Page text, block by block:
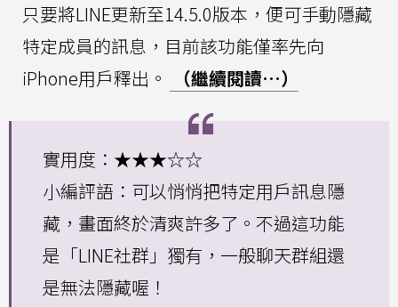
只要將LINE更新至14.5.0版本，便可手動隱藏
特定成員的訊息，目前該功能僅率先向
iPhone用戶釋出。
（繼續閱讀…）
實用度：★★★☆☆
小編評語：可以悄悄把特定用戶訊息隱
藏，畫面終於清爽許多了。不過這功能
是「LINE社群」獨有，一般聊天群組還
是無法隱藏喔！